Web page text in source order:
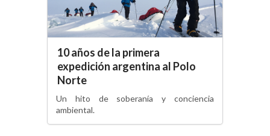
10 años de la primera
expedición argentina al Polo
Norte
Un hito de soberanía y conciencia
ambiental.